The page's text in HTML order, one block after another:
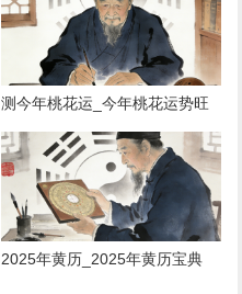
测今年桃花运_今年桃花运势旺
2025年黄历_2025年黄历宝典